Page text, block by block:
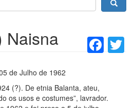
Naisna
de Julho de 1962
(?). De etnia Balanta, ateu,
os usos e costumes”, lavrador.